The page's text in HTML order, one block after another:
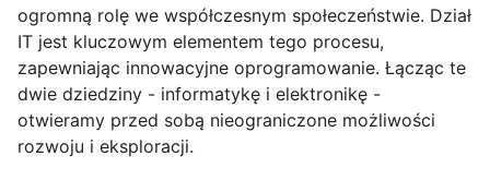
ogromną rolę we współczesnym społeczeństwie. Dział
IT jest kluczowym elementem tego procesu,
zapewniając innowacyjne oprogramowanie. Łącząc te
dwie dziedziny - informatykę i elektronikę -
otwieramy przed sobą nieograniczone możliwości
rozwoju i eksploracji.